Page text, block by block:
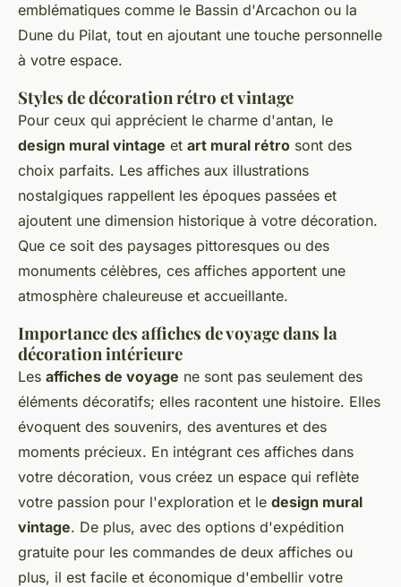
emblématiques comme le Bassin d'Arcachon ou la
Dune du Pilat, tout en ajoutant une touche personnelle
à votre espace.
Styles de décoration rétro et vintage
Pour ceux qui apprécient le charme d'antan, le
design mural vintage et art mural rétro sont des
choix parfaits. Les affiches aux illustrations
nostalgiques rappellent les époques passées et
ajoutent une dimension historique à votre décoration.
Que ce soit des paysages pittoresques ou des
monuments célèbres, ces affiches apportent une
atmosphère chaleureuse et accueillante.
Importance des affiches de voyage dans la
décoration intérieure
Les affiches de voyage ne sont pas seulement des
éléments décoratifs; elles racontent une histoire. Elles
évoquent des souvenirs, des aventures et des
moments précieux. En intégrant ces affiches dans
votre décoration, vous créez un espace qui reflète
votre passion pour l'exploration et le design mural
vintage. De plus, avec des options d'expédition
gratuite pour les commandes de deux affiches ou
plus, il est facile et économique d'embellir votre